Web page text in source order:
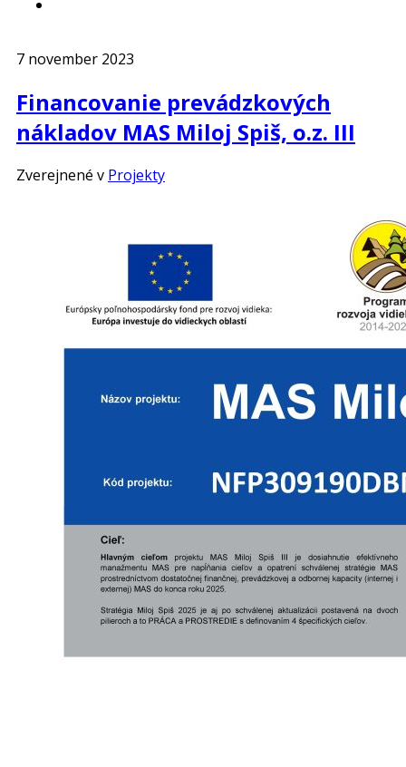
7 november 2023
Financovanie prevádzkových
nákladov MAS Miloj Spiš, o.z. III
Zverejnené v Projekty